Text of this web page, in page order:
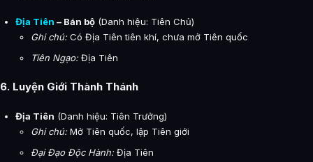
Địa Tiên – Bán bộ (Danh hiệu: Tiên Chủ)
Ghi chú:Có Địa Tiên tiên khí, chưa mở Tiên quốc
Tiên Ngạo:Địa Tiên
6. Luyện Giới Thành Thánh
Địa Tiên (Danh hiệu: Tiên Trưởng)
Ghi chú:Mở Tiên quốc, lập Tiên giới
Đại Đạo Độc Hành:Địa Tiên